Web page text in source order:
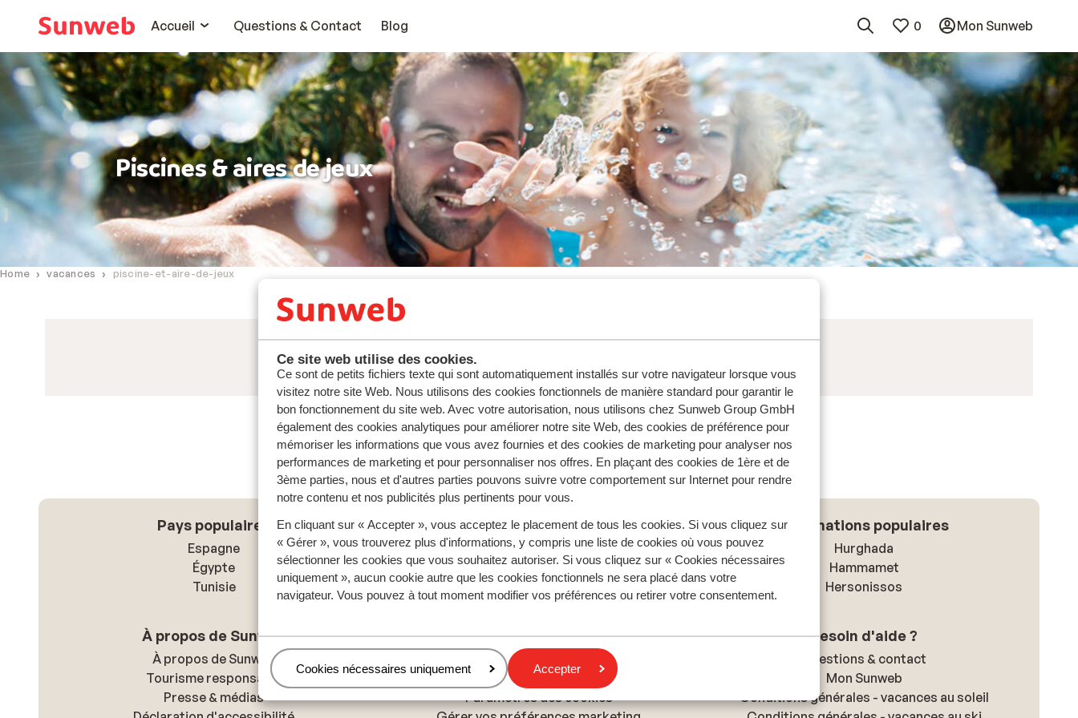
Ce site web utilise des cookies.
Ce sont de petits fichiers texte qui sont automatiquement installés sur votre navigateur lorsque vous
visitez notre site Web. Nous utilisons des cookies fonctionnels de manière standard pour garantir le
bon fonctionnement du site web. Avec votre autorisation, nous utilisons chez Sunweb Group GmbH
également des cookies analytiques pour améliorer notre site Web, des cookies de préférence pour
mémoriser les informations que vous avez fournies et des cookies de marketing pour analyser nos
performances de marketing et pour personnaliser nos offres. En plaçant des cookies de 1ère et de
3ème parties, nous et d'autres parties pouvons suivre votre comportement sur Internet pour rendre
notre contenu et nos publicités plus pertinents pour vous.
En cliquant sur « Accepter », vous acceptez le placement de tous les cookies. Si vous cliquez sur
« Gérer », vous trouverez plus d'informations, y compris une liste de cookies où vous pouvez
sélectionner les cookies que vous souhaitez autoriser. Si vous cliquez sur « Cookies nécessaires
uniquement », aucun cookie autre que les cookies fonctionnels ne sera placé dans votre
navigateur. Vous pouvez à tout moment modifier vos préférences ou retirer votre consentement.
Gérer
Cookies nécessaires uniquement Accepter
Accueil
Questions & Contact Blog 0 Mon Sunweb
Piscines & aires de jeux
Home vacances piscine-et-aire-de-jeux
Pays populaires
Espagne
Égypte
Tunisie
Régions populaires
Mer Rouge
Lanzarote
Golfe d'Hammamet
Destinations populaires
Hurghada
Hammamet
Hersonissos
À propos de Sunweb
À propos de Sunweb
Tourisme responsable
Presse & médias
Politique de confidentialité & cookies
Politique de confidentialité
Politique relative aux cookies
Paramètres des cookies
Besoin d'aide ?
Questions & contact
Mon Sunweb
Conditions générales - vacances au soleil